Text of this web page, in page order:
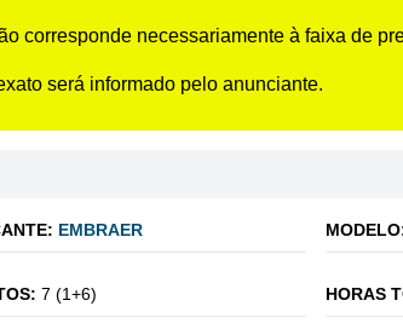
corresponde necessariamente à faixa de
será informado pelo anunciante.
EMBRAER
7 (1+6) HORAS